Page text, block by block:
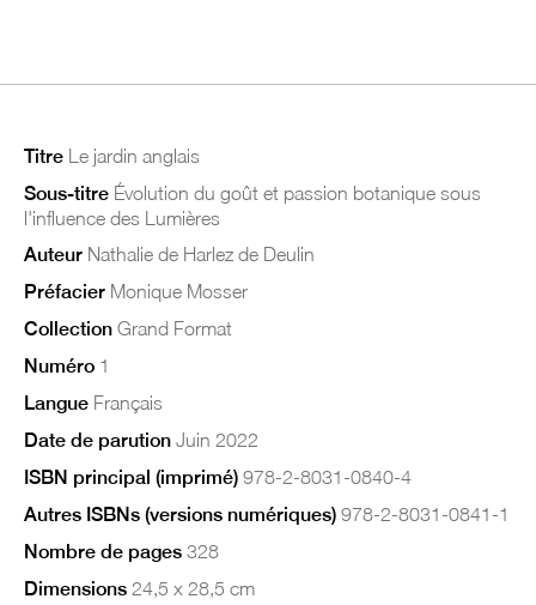
Titre Le jardin anglais
Sous-titre Évolution du goût et passion botanique sous
l'influence des Lumières
Auteur Nathalie de Harlez de Deulin
Préfacier Monique Mosser
Collection Grand Format
Numéro 1
Langue Français
Date de parution Juin 2022
ISBN principal (imprimé) 978-2-8031-0840-4
Autres ISBNs (versions numériques) 978-2-8031-0841-1
Nombre de pages 328
Dimensions 24,5 x 28,5 cm